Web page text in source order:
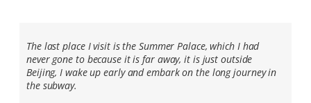
The last place I visit is the Summer Palace, which I had
never gone to because it is far away, it is just outside
Beijing, I wake up early and embark on the long journey in
the subway.